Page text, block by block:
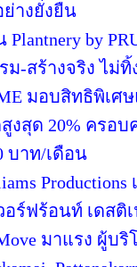
างยั่งยืน
by
-สร้างจริง ไม่ทิ้
มอบสิทธิพิเศ
สุด 20% ครอบ
บาท/เดือน
Productions
อร์ฟร้อนท์ เดสติ
มาแรง ผู้